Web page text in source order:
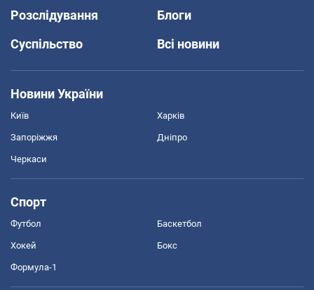
Розслідування
Блоги
Суспільство
Всі новини
Новини України
Київ Харків
Запоріжжя Дніпро
Черкаси
Спорт
Футбол Баскетбол
Хокей Бокс
Формула-1